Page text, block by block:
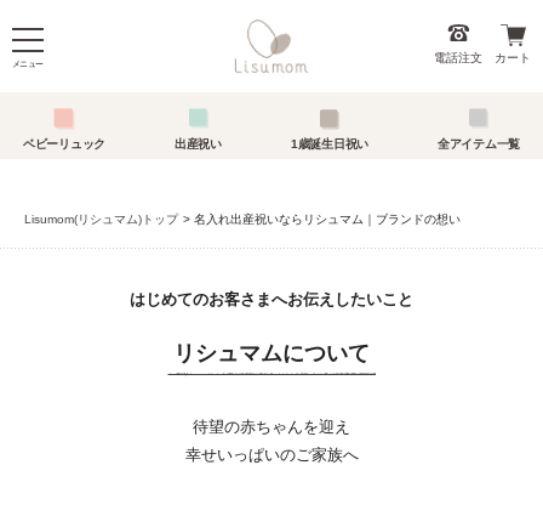
メニュー 電話注文 カート
ベビーリュック 出産祝い 1歳誕生日祝い 全アイテム一覧
Lisumom(リシュマム)トップ 名入れ出産祝いならリシュマム｜ブランドの想い
はじめてのお客さまへお伝えしたいこと
リシュマムについて
待望の赤ちゃんを迎え
幸せいっぱいのご家族へ